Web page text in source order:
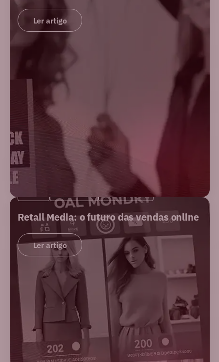
Ler artigo
NOVIDADES
Retail Media: o futuro das vendas online
Ler artigo